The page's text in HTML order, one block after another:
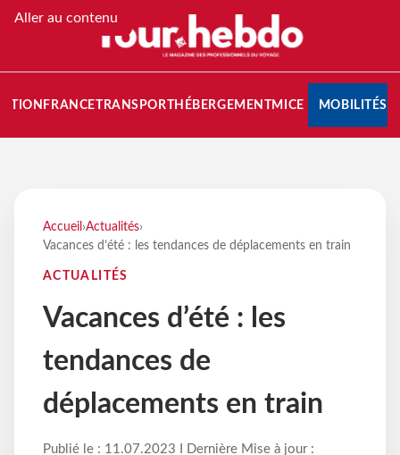
Aller au contenu
FRANCETRANSPORT HÉBERGEMENTMICE MOBILITÉS
Accueil ›Actualités›
Vacances d’été : les tendances de déplacements en train
ACTUALITÉS
Vacances d’été : les
tendances de
déplacements en train
Publié le : 11.07.2023 I Dernière Mise à jour :